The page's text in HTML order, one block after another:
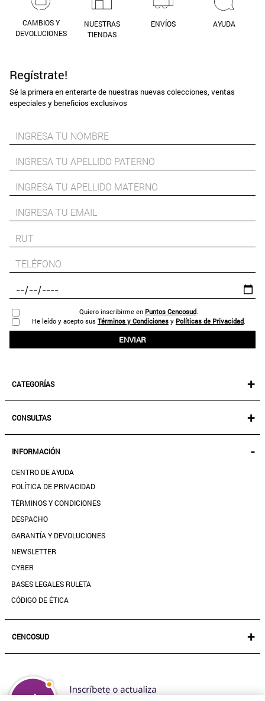
CAMBIOS Y
DEVOLUCIONES
NUESTRAS
TIENDAS
ENVÍOS AYUDA
Regístrate!
Sé la primera en enterarte de nuestras nuevas colecciones, ventas
especiales y beneficios exclusivos
Quiero inscribirme en Puntos Cencosud.
He leído y acepto sus Términos y Condiciones y Políticas de Privacidad.
ENVIAR
CATEGORÍAS +
MUJER
ACCESORIOS
CALZADO
SALE
CONSULTAS +
SEGUIR MI PEDIDO
DESCARGA TU BOLETA AQUÍ
MIS FAVORITOS
GUÍA DE TALLAS
CONTACTANOS
TIENDAS
PREGUNTAS FRECUENTES
INFORMACIÓN -
CENTRO DE AYUDA
POLÍTICA DE PRIVACIDAD
TÉRMINOS Y CONDICIONES
DESPACHO
GARANTÍA Y DEVOLUCIONES
NEWSLETTER
CYBER
BASES LEGALES RULETA
CÓDIGO DE ÉTICA
CENCOSUD +
SEGURO CENCOSUD
VENTA EMPRESA